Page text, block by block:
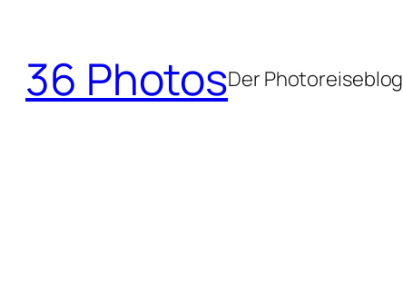
springen
36 PhotosDer Photoreiseblog